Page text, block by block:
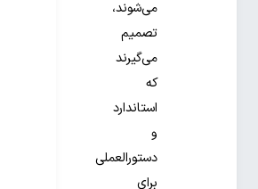
می‌شوند،
تصمیم
می‌گیرند
که
استاندارد
و
دستورالعملی
برای